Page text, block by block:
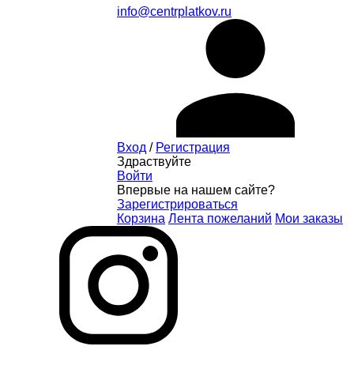
info@centrplatkov.ru
Вход / Регистрация
Здраствуйте
Войти
Впервые на нашем сайте?
Зарегистрироваться
Корзина Лента пожеланий Мои заказы